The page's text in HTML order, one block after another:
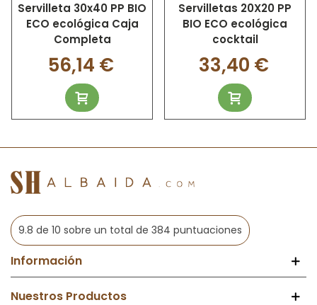
Servilleta 30x40 PP BIO
ECO ecológica Caja
Completa
56,14 €
Servilletas 20X20 PP
BIO ECO ecológica
cocktail
33,40 €
9.8 de 10 sobre un total de 384 puntuaciones
Información
Nuestros Productos